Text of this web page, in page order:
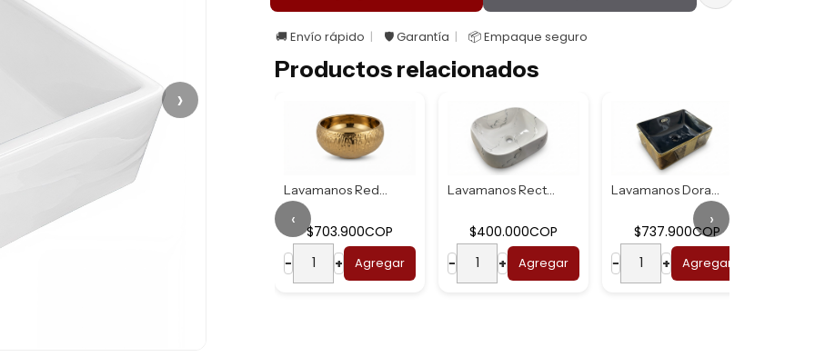
›
🚚 Envío rápido 🛡️ Garantía 📦 Empaque seguro
Productos relacionados
$703.900COP
−
+ Agregar
$400.000COP
−
+ Agregar
$737.900COP
−
+ Agregar
‹ ›